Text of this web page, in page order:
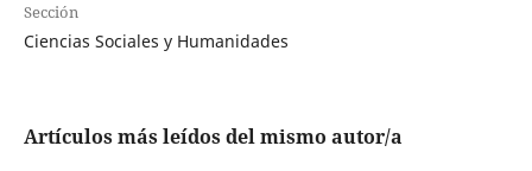
Sección
Ciencias Sociales y Humanidades
Artículos más leídos del mismo autor/a